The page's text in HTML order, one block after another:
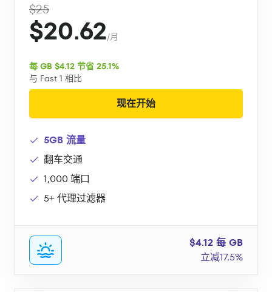
$25
$20.62/月
每 GB $4.12 节省 25.1%
与 Fast 1 相比
现在开始
5GB 流量
翻车交通
1,000 端口
5+ 代理过滤器
$4.12 每 GB
立减17.5%